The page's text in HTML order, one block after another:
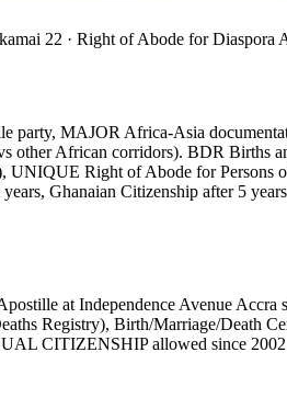
22 · Right of Abode for Diaspora
MAJOR Africa-Asia
other African corridors). BDR Births
UNIQUE Right of Abode for Persons
Ghanaian Citizenship after 5
at Independence Avenue Accra
Registry), Birth/Marriage/Death
CITIZENSHIP allowed since